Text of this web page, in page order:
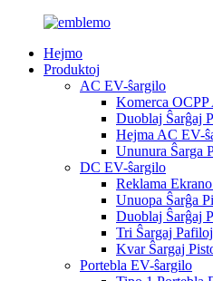
Hejmo
Produktoj
AC EV-ŝargilo
Komerca
Duoblaj Ŝarĝaj
Hejma AC EV-
Ununura Ŝarga
DC EV-ŝargilo
Reklama
Unuopa Ŝarĝa
Duoblaj Ŝarĝaj
Tri Ŝargaj
Kvar Ŝargaj
Portebla EV-ŝargilo